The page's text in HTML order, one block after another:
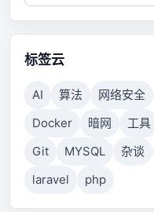
标签云
AI 算法 网络安全
Docker
暗网 工具
Git
MYSQL 杂谈
laravel
php